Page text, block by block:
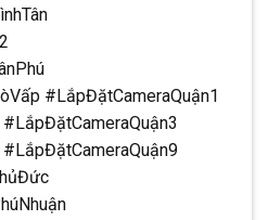
#LắpĐặtCameraQuận1